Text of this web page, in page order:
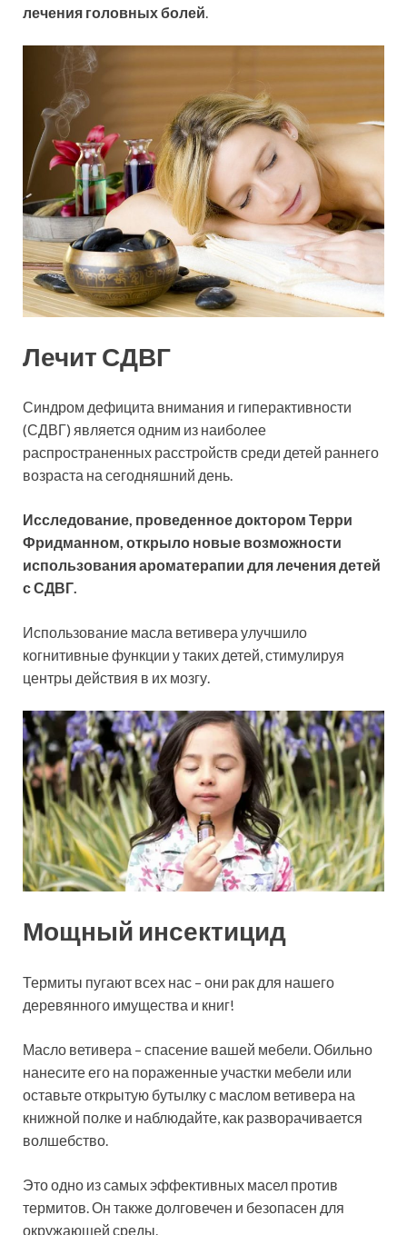
лечения головных болей.
Лечит СДВГ
Синдром дефицита внимания и гиперактивности
(СДВГ) является одним из наиболее
распространенных расстройств среди детей раннего
возраста на сегодняшний день.
Исследование, проведенное доктором Терри
Фридманном, открыло новые возможности
использования ароматерапии для лечения детей
с СДВГ.
Использование масла ветивера улучшило
когнитивные функции у таких детей, стимулируя
центры действия в их мозгу.
Мощный инсектицид
Термиты пугают всех нас – они рак для нашего
деревянного имущества и книг!
Масло ветивера – спасение вашей мебели. Обильно
нанесите его на пораженные участки мебели или
оставьте открытую бутылку с маслом ветивера на
книжной полке и наблюдайте, как разворачивается
волшебство.
Это одно из самых эффективных масел против
термитов. Он также долговечен и безопасен для
окружающей среды.